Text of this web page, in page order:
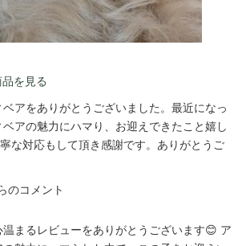
を見る
アをありがとうございました。最近になっ
アの魅力にハマり、お迎えできたこと嬉し
な対応もして頂き感謝です。ありがとうご
のコメント
まるレビューをありがとうございます😊 ア